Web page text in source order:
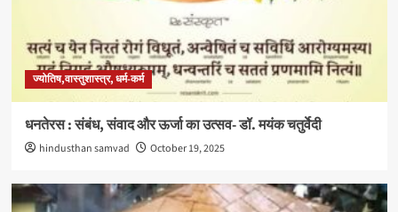
ज्योतिष,वास्तुशास्त्र, धर्म-कर्म
धनतेरस : संबंध, संवाद और ऊर्जा का उत्सव- डॉ. मयंक चतुर्वेदी
hindusthan samvad October 19, 2025